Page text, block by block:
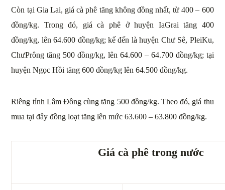
Còn tại Gia Lai, giá cà phê tăng không đồng nhất, từ 400 – 600
đồng/kg. Trong đó, giá cà phê ở huyện IaGrai tăng 400
đồng/kg, lên 64.600 đồng/kg; kế đến là huyện Chư Sê, PleiKu,
ChưPrông tăng 500 đồng/kg, lên 64.600 – 64.700 đồng/kg; tại
huyện Ngọc Hồi tăng 600 đồng/kg lên 64.500 đồng/kg.
Riêng tỉnh Lâm Đồng cùng tăng 500 đồng/kg. Theo đó, giá thu
mua tại đây đồng loạt tăng lên mức 63.600 – 63.800 đồng/kg.
Giá cà phê trong nước